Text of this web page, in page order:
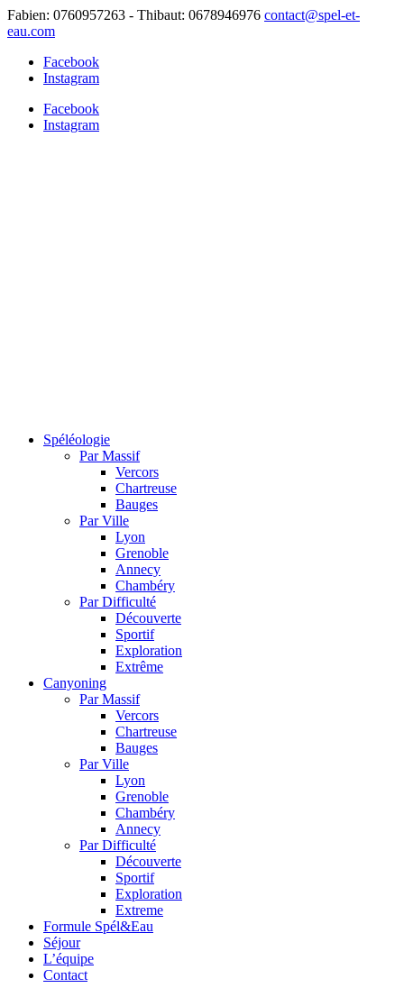
Fabien: 0760957263 - Thibaut: 0678946976 contact@spel-et-
eau.com
Facebook
Instagram
Facebook
Instagram
Spéléologie
Par Massif
Vercors
Chartreuse
Bauges
Par Ville
Lyon
Grenoble
Annecy
Chambéry
Par Difficulté
Découverte
Sportif
Exploration
Extrême
Canyoning
Par Massif
Vercors
Chartreuse
Bauges
Par Ville
Lyon
Grenoble
Chambéry
Annecy
Par Difficulté
Découverte
Sportif
Exploration
Extreme
Formule Spél&Eau
Séjour
L’équipe
Contact